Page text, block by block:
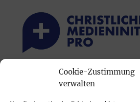
Cookie-Zustimmung
verwalten
PRINTAUSGABE